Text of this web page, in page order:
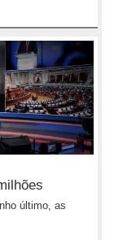
último, as